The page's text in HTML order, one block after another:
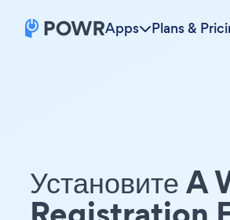
Apps Plans &
Установите